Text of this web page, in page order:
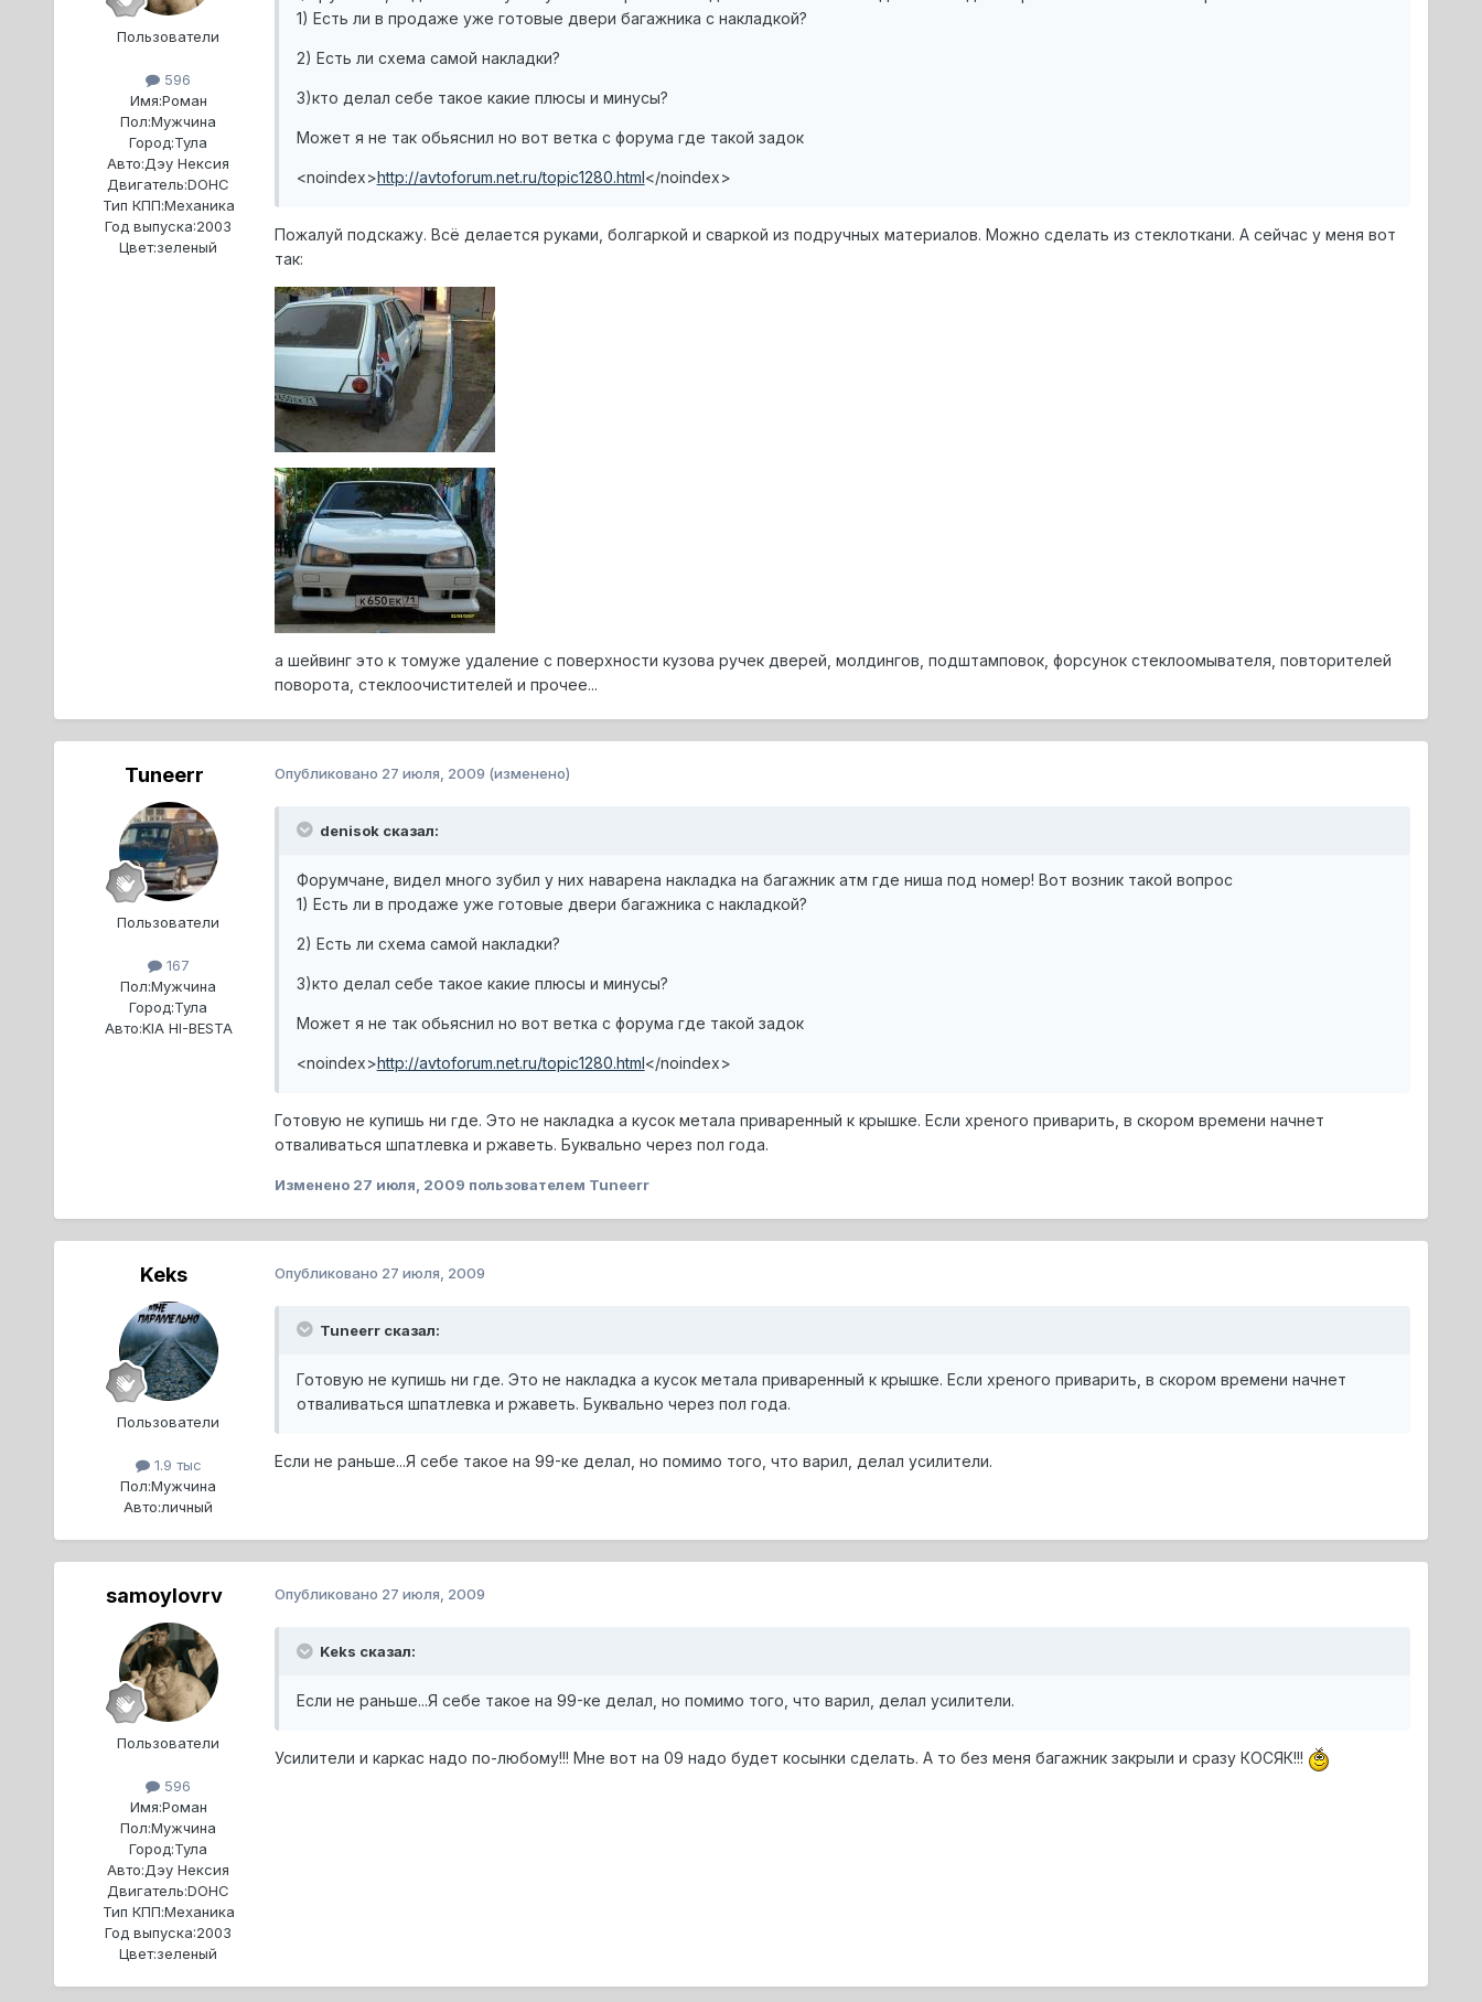
Пользователи
596
Имя:Роман
Пол:Мужчина
Город:Тула
Авто:Дэу Нексия
Двигатель:DOHC
Тип КПП:Механика
Год выпуска:2003
Цвет:зеленый
1) Есть ли в продаже уже готовые двери багажника с накладкой?
2) Есть ли схема самой накладки?
3)кто делал себе такое какие плюсы и минусы?
Может я не так обьяснил но вот ветка с форума где такой задок
<noindex>http://avtoforum.net.ru/topic1280.html</noindex>
Пожалуй подскажу. Всё делается руками, болгаркой и сваркой из подручных материалов. Можно сделать из стеклоткани. А сейчас у меня вот
так:
а шейвинг это к томуже удаление с поверхности кузова ручек дверей, молдингов, подштамповок, форсунок стеклоомывателя, повторителей
поворота, стеклоочистителей и прочее...
Tuneerr
Пользователи
167
Пол:Мужчина
Город:Тула
Авто:KIA HI-BESTA
Опубликовано 27 июля, 2009 (изменено)
denisok сказал:
Форумчане, видел много зубил у них наварена накладка на багажник атм где ниша под номер! Вот возник такой вопрос
1) Есть ли в продаже уже готовые двери багажника с накладкой?
2) Есть ли схема самой накладки?
3)кто делал себе такое какие плюсы и минусы?
Может я не так обьяснил но вот ветка с форума где такой задок
<noindex>http://avtoforum.net.ru/topic1280.html</noindex>
Готовую не купишь ни где. Это не накладка а кусок метала приваренный к крышке. Если хреного приварить, в скором времени начнет
отваливаться шпатлевка и ржаветь. Буквально через пол года.
Изменено 27 июля, 2009 пользователем Tuneerr
Keks
Пользователи
1.9 тыс
Пол:Мужчина
Авто:личный
Опубликовано 27 июля, 2009
Tuneerr сказал:
Готовую не купишь ни где. Это не накладка а кусок метала приваренный к крышке. Если хреного приварить, в скором времени начнет
отваливаться шпатлевка и ржаветь. Буквально через пол года.
Если не раньше...Я себе такое на 99-ке делал, но помимо того, что варил, делал усилители.
samoylovrv
Пользователи
596
Имя:Роман
Пол:Мужчина
Город:Тула
Авто:Дэу Нексия
Двигатель:DOHC
Тип КПП:Механика
Год выпуска:2003
Цвет:зеленый
Опубликовано 27 июля, 2009
Keks сказал:
Если не раньше...Я себе такое на 99-ке делал, но помимо того, что варил, делал усилители.
Усилители и каркас надо по-любому!!! Мне вот на 09 надо будет косынки сделать. А то без меня багажник закрыли и сразу КОСЯК!!!